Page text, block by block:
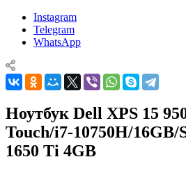
Instagram
Telegram
WhatsApp
Ноутбук Dell XPS 15
Touch/i7-10750H/16GB/
1650 Ti 4GB